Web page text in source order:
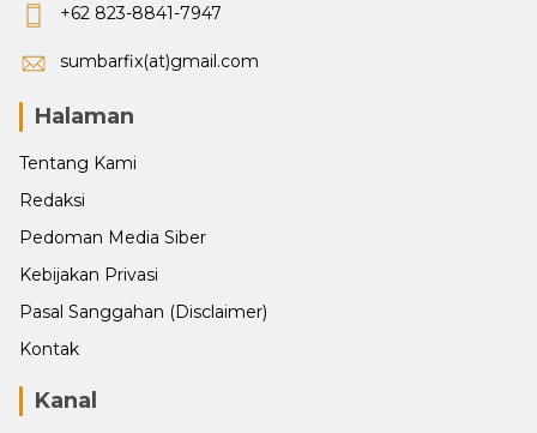
+62 823-8841-7947
sumbarfix(at)gmail.com
Halaman
Tentang Kami
Redaksi
Pedoman Media Siber
Kebijakan Privasi
Pasal Sanggahan (Disclaimer)
Kontak
Kanal